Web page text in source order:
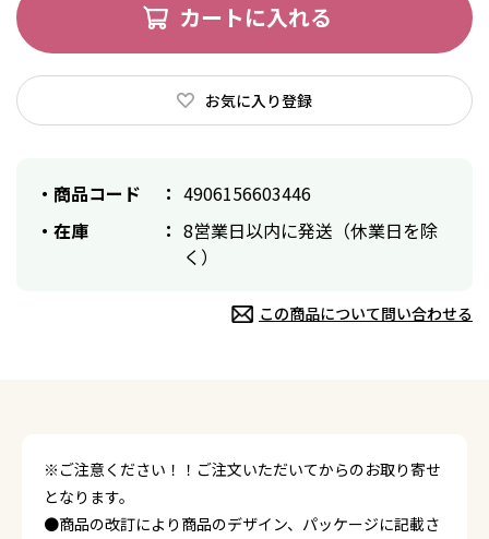
カートに入れる
お気に入り登録
商品コード
4906156603446
在庫
8営業日以内に発送（休業日を除
く）
この商品について問い合わせる
※ご注意ください！！ご注文いただいてからのお取り寄せ
となります。
●商品の改訂により商品のデザイン、パッケージに記載さ